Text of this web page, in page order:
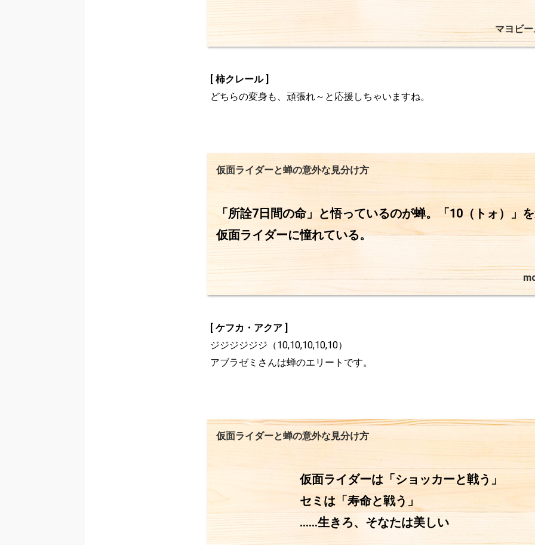
マヨビ
[ 柿クレール ]
どちらの変身も、頑張れ～と応援しちゃいますね。
仮面ライダーと蝉の意外な見分け方
「所詮7日間の命」と悟っているのが蝉。「10（トォ）」
仮面ライダーに憧れている。
[ ケフカ・アクア ]
ジジジジジジ（10,10,10,10,10）
アブラゼミさんは蝉のエリートです。
仮面ライダーと蝉の意外な見分け方
仮面ライダーは「ショッカーと戦う」
セミは「寿命と戦う」
……生きろ、そなたは美しい